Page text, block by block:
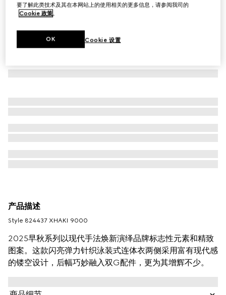
产品描述
Style ‎824437 XHAKI 9000
2025早秋系列以现代手法焕新演绎品牌标志性元素和精致
图案。这款闪亮弹力针织泳装式连体衣两侧采用富有现代感
的镂空设计，后幅巧妙融入双G配件，更为其增辉不少。
要了解此类技术及其在本网站上的使用相关的更多信息，请参阅我司的
Cookie 政策。
Cookie 设置
OK